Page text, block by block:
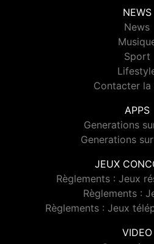
NEWS
News
Sport
Contacter la
APPS
Generations
Generations
JEUX
Règlements : Jeux
Règlements :
Règlements : Jeux
VIDEO